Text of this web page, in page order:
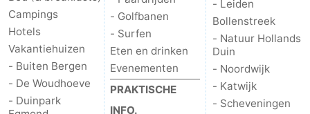
Campings
Hotels
Vakantiehuizen
- Buiten Bergen
- De Woudhoeve
- Duinpark
- Golfbanen
- Surfen
Eten en drinken
Evenementen
PRAKTISCHE
INFO.
- Leiden
Bollenstreek
- Natuur Hollands
Duin
- Noordwijk
- Katwijk
- Scheveningen